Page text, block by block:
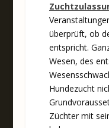
überprüft, ob
entspricht.
Wesen, des
Hundezucht
Züchter mit